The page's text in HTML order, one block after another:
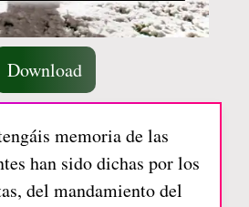
Download
memoria de las
han sido dichas por los
del mandamiento del